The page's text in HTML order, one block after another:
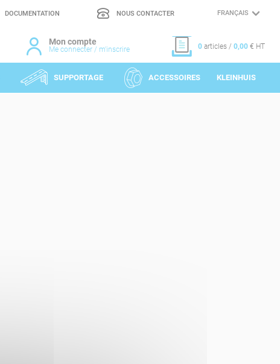
DOCUMENTATION NOUS CONTACTER
CHOIX
Mon compte
Me connecter / m'inscrire 0 articles / 0,00 € HT
SUPPORTAGE ACCESSOIRES KLEINHUIS